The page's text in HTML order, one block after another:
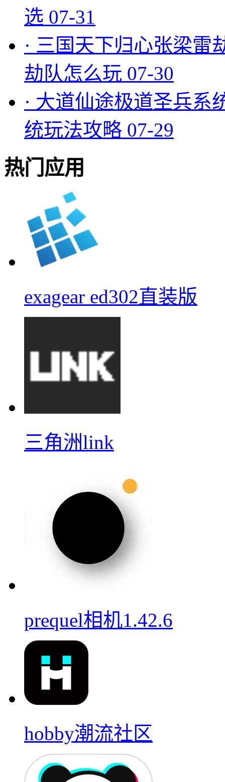
选 07-31
· 三国天下归心张梁雷
劫队怎么玩 07-30
· 大道仙途极道圣兵系
统玩法攻略 07-29
热门应用
exagear ed302直装版
三角洲link
prequel相机1.42.6
hobby潮流社区